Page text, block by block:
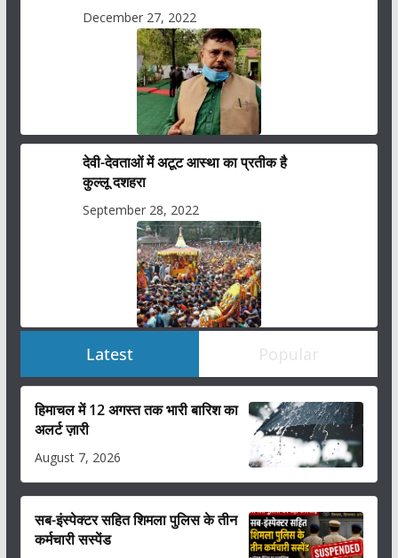
December 27, 2022
देवी-देवताओं में अटूट आस्था का प्रतीक है
कुल्लू दशहरा
September 28, 2022
Latest Popular
हिमाचल में 12 अगस्त तक भारी बारिश का
अलर्ट ज़ारी
August 7, 2026
सब-इंस्पेक्टर सहित शिमला पुलिस के तीन
कर्मचारी सस्पेंड